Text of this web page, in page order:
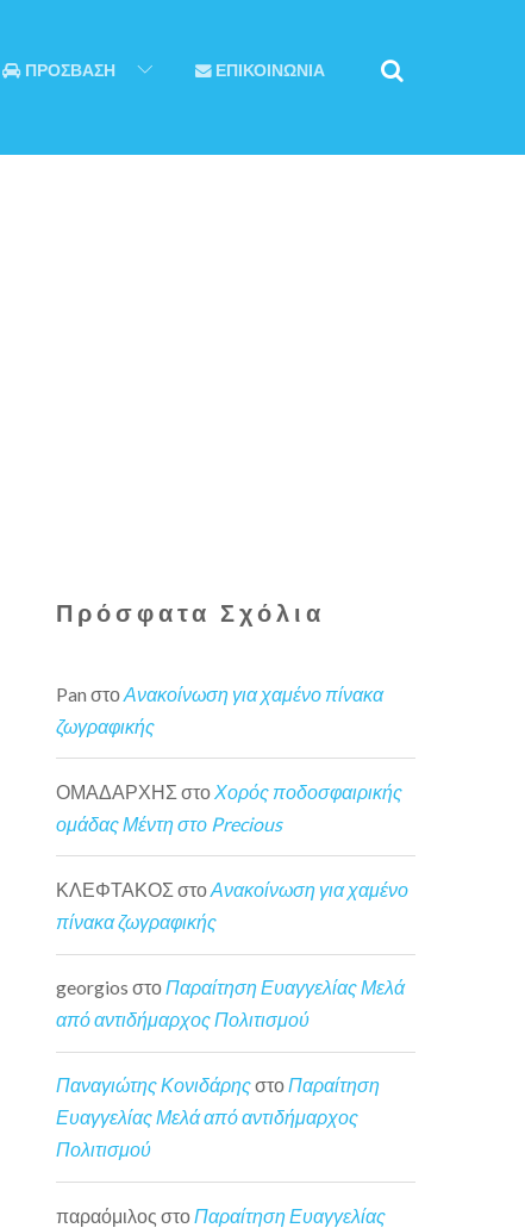
ΠΡΟΣΒΑΣΗ ΕΠΙΚΟΙΝΩΝΙΑ
Πρόσφατα Σχόλια
Pan στοΑνακοίνωση για χαμένο πίνακα
ζωγραφικής
ΟΜΑΔΑΡΧΗΣ στο Χορός ποδοσφαιρικής
ομάδας Μέντη στο Precious
ΚΛΕΦΤΑΚΟΣ στοΑνακοίνωση για χαμένο
πίνακα ζωγραφικής
georgios στοΠαραίτηση Ευαγγελίας Μελά
από αντιδήμαρχος Πολιτισμού
Παναγιώτης ΚονιδάρηςστοΠαραίτηση
Ευαγγελίας Μελά από αντιδήμαρχος
Πολιτισμού
παραόμιλος στο Παραίτηση Ευαγγελίας